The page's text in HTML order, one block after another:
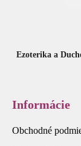
Ezoterika a
Informácie
Obchodné